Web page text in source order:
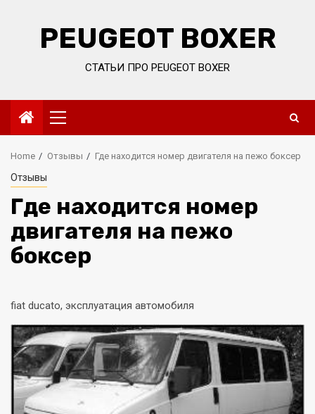
PEUGEOT BOXER
СТАТЬИ ПРО PEUGEOT BOXER
Primary
Menu
Home Отзывы Где находится номер двигателя на пежо боксер
Отзывы
Где находится номер
двигателя на пежо
боксер
fiat ducato, эксплуатация автомобиля